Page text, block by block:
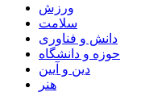
ورزش
سلامت
دانش و فناوری
حوزه و دانشگاه
دین و آیین
هنر